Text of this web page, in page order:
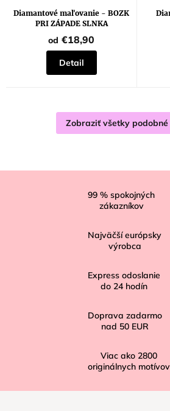
Diamantové maľovanie - BOZK
PRI ZÁPADE SLNKA
od €18,90
Detail
Zobraziť všetky
99 % spokojných
zákazníkov
Najväčší európsky
výrobca
Express odoslanie
do 24 hodín
Doprava zadarmo
nad 50 EUR
Viac ako 2800
originálnych motívov